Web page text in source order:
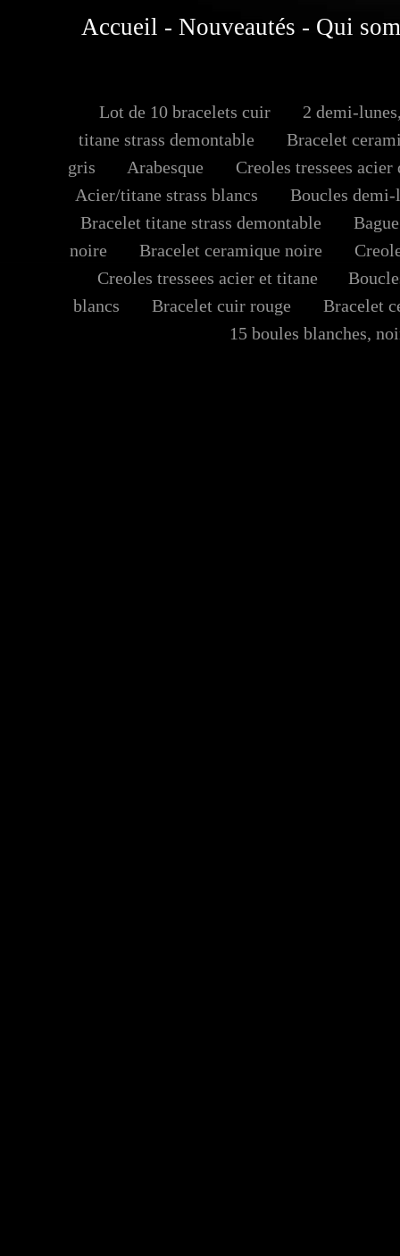
Accueil - Nouveautés - Qui
Lot de 10 bracelets cuir
2 demi-
titane strass demontable
Bracelet
gris
Arabesque
Creoles tressees acier
Acier/titane strass blancs
Boucles demi-
Bracelet titane strass demontable
noire
Bracelet ceramique noire
Creoles tressees acier et titane
blancs
Bracelet cuir rouge
Bracelet
15 boules blanches,